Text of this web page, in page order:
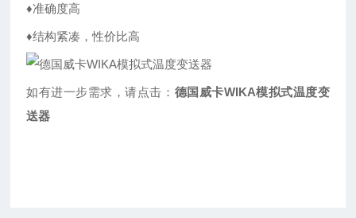
♦准确度高
♦结构紧凑，性价比高
如有进一步需求，请点击： 德国威卡WIKA模拟式温度变
送器